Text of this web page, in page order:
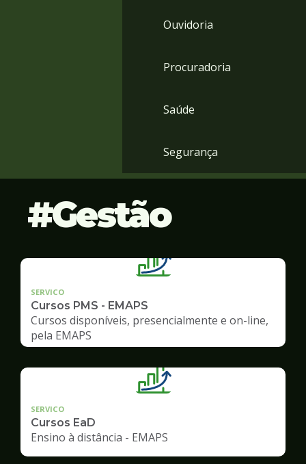
Ouvidoria
Procuradoria
Saúde
Segurança
Gestão
SERVICO
Cursos PMS - EMAPS
Cursos disponíveis, presencialmente e on-line,
pela EMAPS
SERVICO
Cursos EaD
Ensino à distância - EMAPS